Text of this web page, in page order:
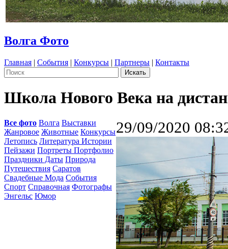
Волга Фото
Главная | События | Конкурсы | Партнеры | Контакты
Школа Нового Века на
Все фото Волга Выставки
Жанровое Животные Конкурсы
Летопись Литература Истории
Пейзажи Портреты Портфолио
Праздники Даты Природа
Путешествия Саратов
Свадебные Мода События
Спорт Справочная Фотографы
Энгельс Юмор
29/09/2020